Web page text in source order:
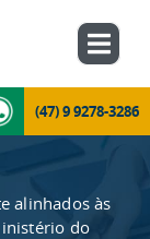
(47) 9 9278-3286
alinhados às
do